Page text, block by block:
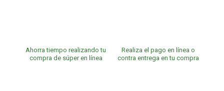
Ahorra tiempo realizando tu
compra de súper en línea
Realiza el pago en línea o
contra entrega en tu compra